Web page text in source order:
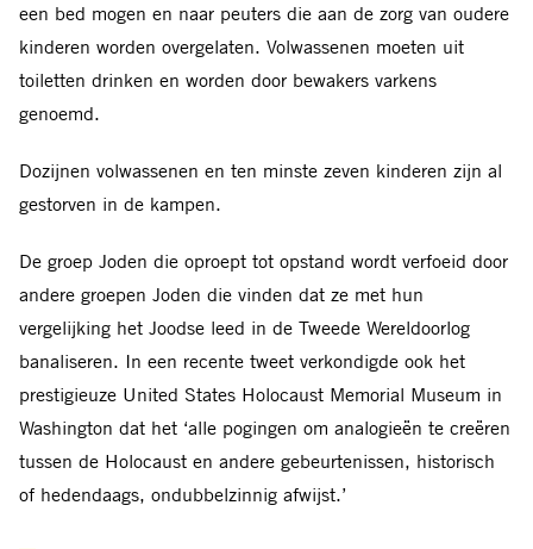
een bed mogen en naar peuters die aan de zorg van oudere
kinderen worden overgelaten. Volwassenen moeten uit
toiletten drinken en worden door bewakers varkens
genoemd.
Dozijnen volwassenen en ten minste zeven kinderen zijn al
gestorven in de kampen.
De groep Joden die oproept tot opstand wordt verfoeid door
andere groepen Joden die vinden dat ze met hun
vergelijking het Joodse leed in de Tweede Wereldoorlog
banaliseren. In een recente tweet verkondigde ook het
prestigieuze United States Holocaust Memorial Museum in
Washington dat het ‘alle pogingen om analogieën te creëren
tussen de Holocaust en andere gebeurtenissen, historisch
of hedendaags, ondubbelzinnig afwijst.’